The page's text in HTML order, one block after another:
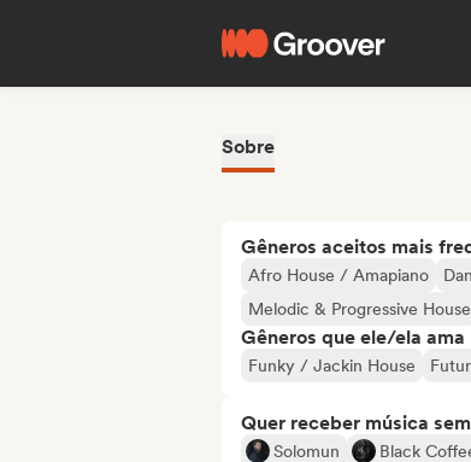
Sobre
Gêneros aceitos mais
Afro House / Amapiano
Melodic & Progressive House
Gêneros que ele/ela ama
Funky / Jackin House
Quer receber música
Solomun Black